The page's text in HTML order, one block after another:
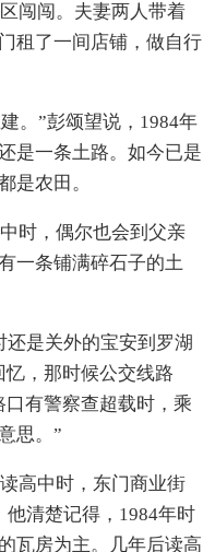
闯闯。夫妻两人带着
租了一间店铺，做自行
。”彭颂望说，1984年
是一条土路。如今已是
是农田。
时，偶尔也会到父亲
一条铺满碎石子的土
还是关外的宝安到罗湖
，那时候公交线路
有警察查超载时，乘
思。”
高中时，东门商业街
清楚记得，1984年时
瓦房为主。几年后读高